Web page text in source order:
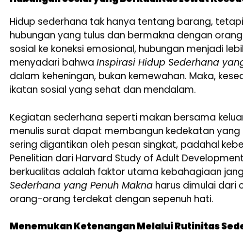
Hidup sederhana tak hanya tentang barang,
hubungan yang tulus dan bermakna dengan
sosial ke koneksi emosional, hubungan menjadi
menyadari bahwa Inspirasi Hidup Sederhana
dalam keheningan, bukan kemewahan. Maka,
ikatan sosial yang sehat dan mendalam.
Kegiatan sederhana seperti makan bersama
menulis surat dapat membangun kedekatan
sering digantikan oleh pesan singkat, padahal
Penelitian dari Harvard Study of Adult
berkualitas adalah faktor utama kebahagiaan
Sederhana yang Penuh Makna harus dimulai dari
orang-orang terdekat dengan sepenuh hati.
Menemukan Ketenangan Melalui Rutinitas